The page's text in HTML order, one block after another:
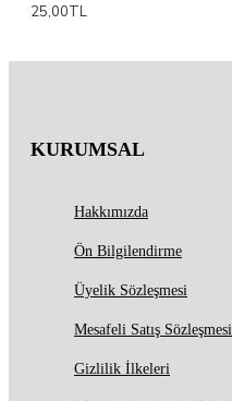
25,00TL
KURUMSAL
Hakkımızda
Ön Bilgilendirme
Üyelik Sözleşmesi
Mesafeli Satış Sözleşmesi
Gizlilik İlkeleri